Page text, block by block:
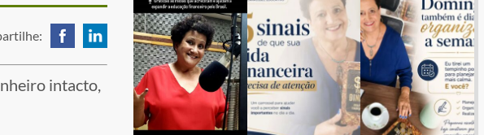
intacto,